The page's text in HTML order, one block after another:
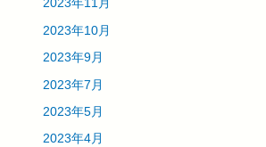
2023年11月
2023年10月
2023年9月
2023年7月
2023年5月
2023年4月